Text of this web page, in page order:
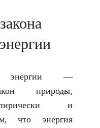
энергии —
природы,
и
что энергия